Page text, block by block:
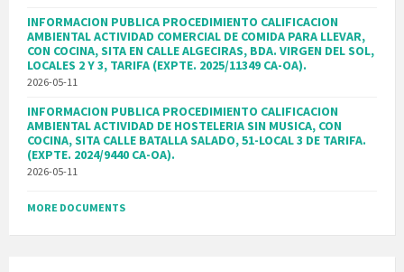
INFORMACION PUBLICA PROCEDIMIENTO CALIFICACION
AMBIENTAL ACTIVIDAD COMERCIAL DE COMIDA PARA LLEVAR,
CON COCINA, SITA EN CALLE ALGECIRAS, BDA. VIRGEN DEL SOL,
LOCALES 2 Y 3, TARIFA (EXPTE. 2025/11349 CA-OA).
2026-05-11
INFORMACION PUBLICA PROCEDIMIENTO CALIFICACION
AMBIENTAL ACTIVIDAD DE HOSTELERIA SIN MUSICA, CON
COCINA, SITA CALLE BATALLA SALADO, 51-LOCAL 3 DE TARIFA.
(EXPTE. 2024/9440 CA-OA).
2026-05-11
MORE DOCUMENTS